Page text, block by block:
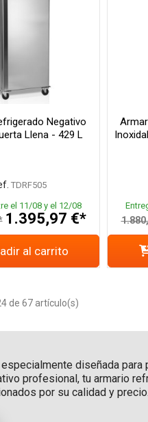
Negativo
Llena - 429 L
TDRF505
el 11/08 y el 12/08
1.395,97 €*
al carrito
de 67 artículo(s)
diseñada
profesional, tu armario
por su calidad y